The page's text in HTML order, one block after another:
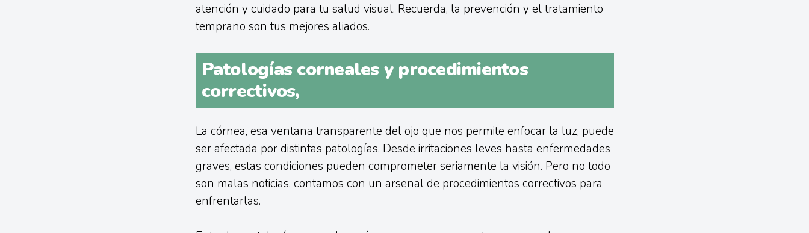
atención y cuidado para tu salud visual. Recuerda, la prevención y el tratamiento
temprano son tus mejores aliados.
Patologías corneales y procedimientos
correctivos,
La córnea, esa ventana transparente del ojo que nos permite enfocar la luz, puede
ser afectada por distintas patologías. Desde irritaciones leves hasta enfermedades
graves, estas condiciones pueden comprometer seriamente la visión. Pero no todo
son malas noticias, contamos con un arsenal de procedimientos correctivos para
enfrentarlas.